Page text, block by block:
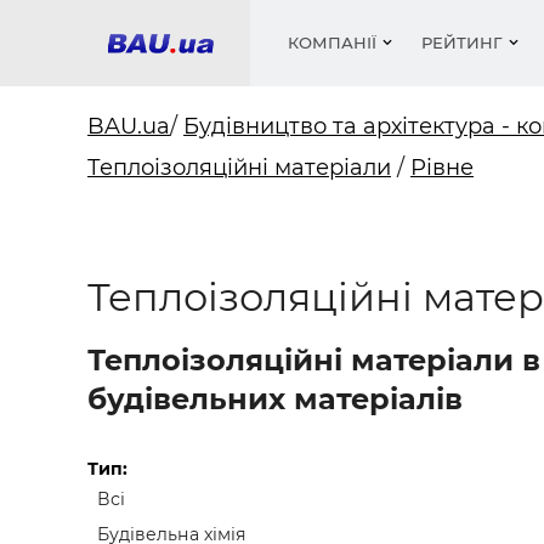
КОМПАНІЇ
Фарби,
РЕЙТИНГ
Медіа
BAU.ua/ Будівництво та архітектура -
Теплоізоляційні матеріали / Рівне
Теплоізоляційні
Теплоізоляційні
будівельних матеріалів
Тип:
Всі
Будівельна хімія